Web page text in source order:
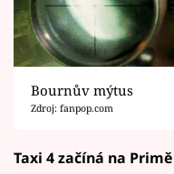
Bournův mýtus
Zdroj: fanpop.com
Taxi 4 začíná na